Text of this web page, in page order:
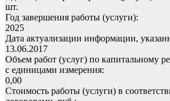
шт.
Год завершения работы (услуги):
2025
Дата актуализации информации,
13.06.2017
Объем работ (услуг) по капитальному
с единицами измерения:
0,00
Стоимость работы (услуги) в